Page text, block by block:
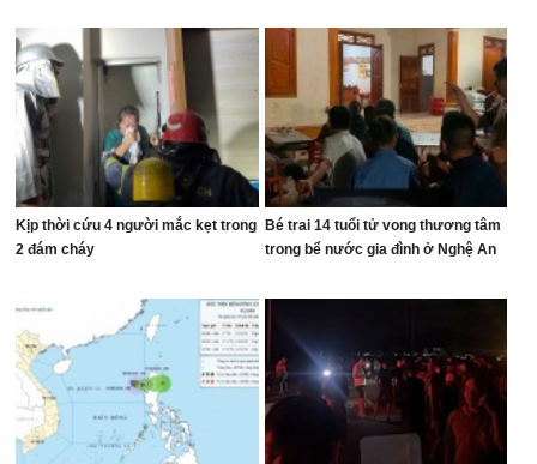
Kịp thời cứu 4 người mắc kẹt trong
2 đám cháy
Bé trai 14 tuổi tử vong thương tâm
trong bể nước gia đình ở Nghệ An